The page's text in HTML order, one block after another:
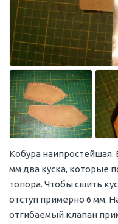
Кобура
мм два куска, которые
топора. Чтобы сшить
отступ примерно 6 мм.
отгибаемый клапан